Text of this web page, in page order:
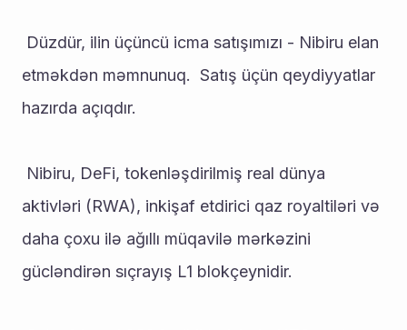
etməkdən məmnunuq.  Satış üçün qeydiyyatlar
hazırda açıqdır.
aktivləri (RWA), inkişaf etdirici qaz royaltiləri və
daha çoxu ilə ağıllı müqavilə mərkəzini
gücləndirən sıçrayış L1 blokçeynidir.